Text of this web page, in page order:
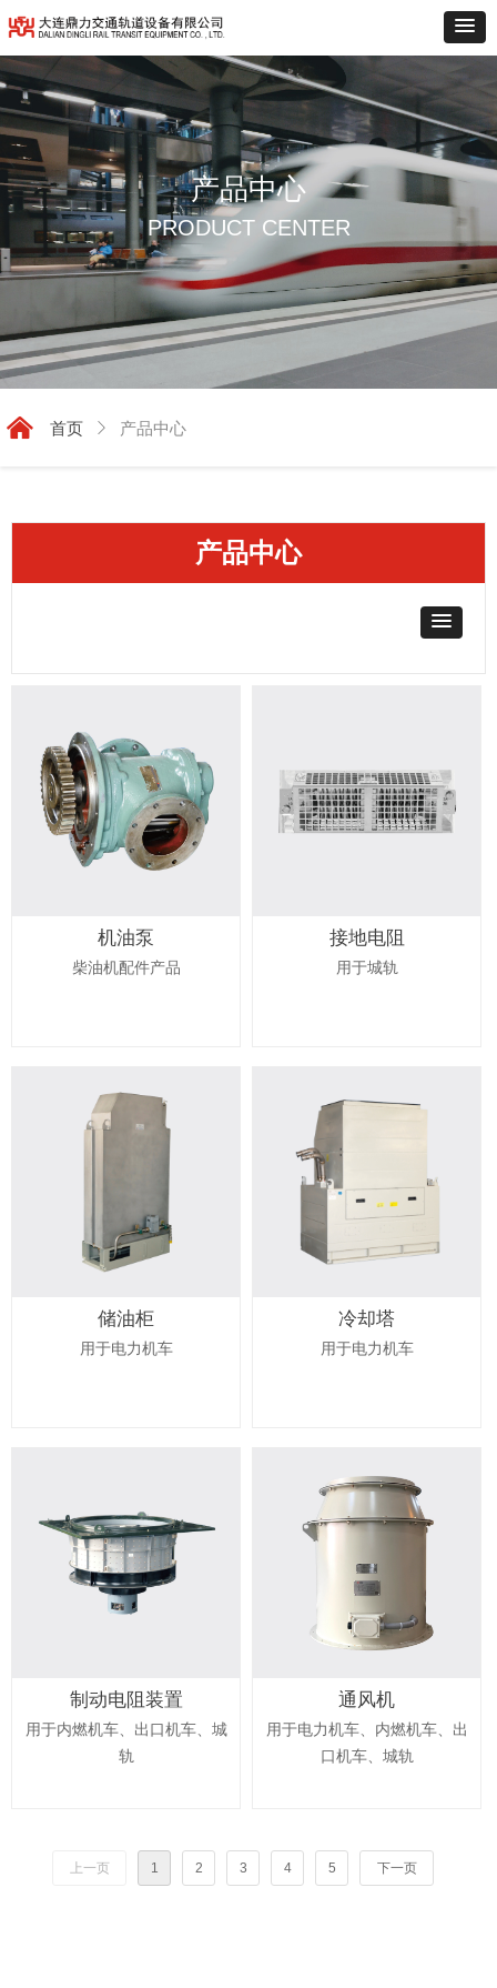
机油泵
柴油机配件产品
接地电阻
用于城轨
储油柜
用于电力机车
冷却塔
用于电力机车
制动电阻装置
用于内燃机车、出口机车、城
轨
通风机
用于电力机车、内燃机车、出
口机车、城轨
上一页 1 2 3 4 5 下一页
낀 首页 ꁕ 产品中心
产品中心
PRODUCT CENTER
产品中心